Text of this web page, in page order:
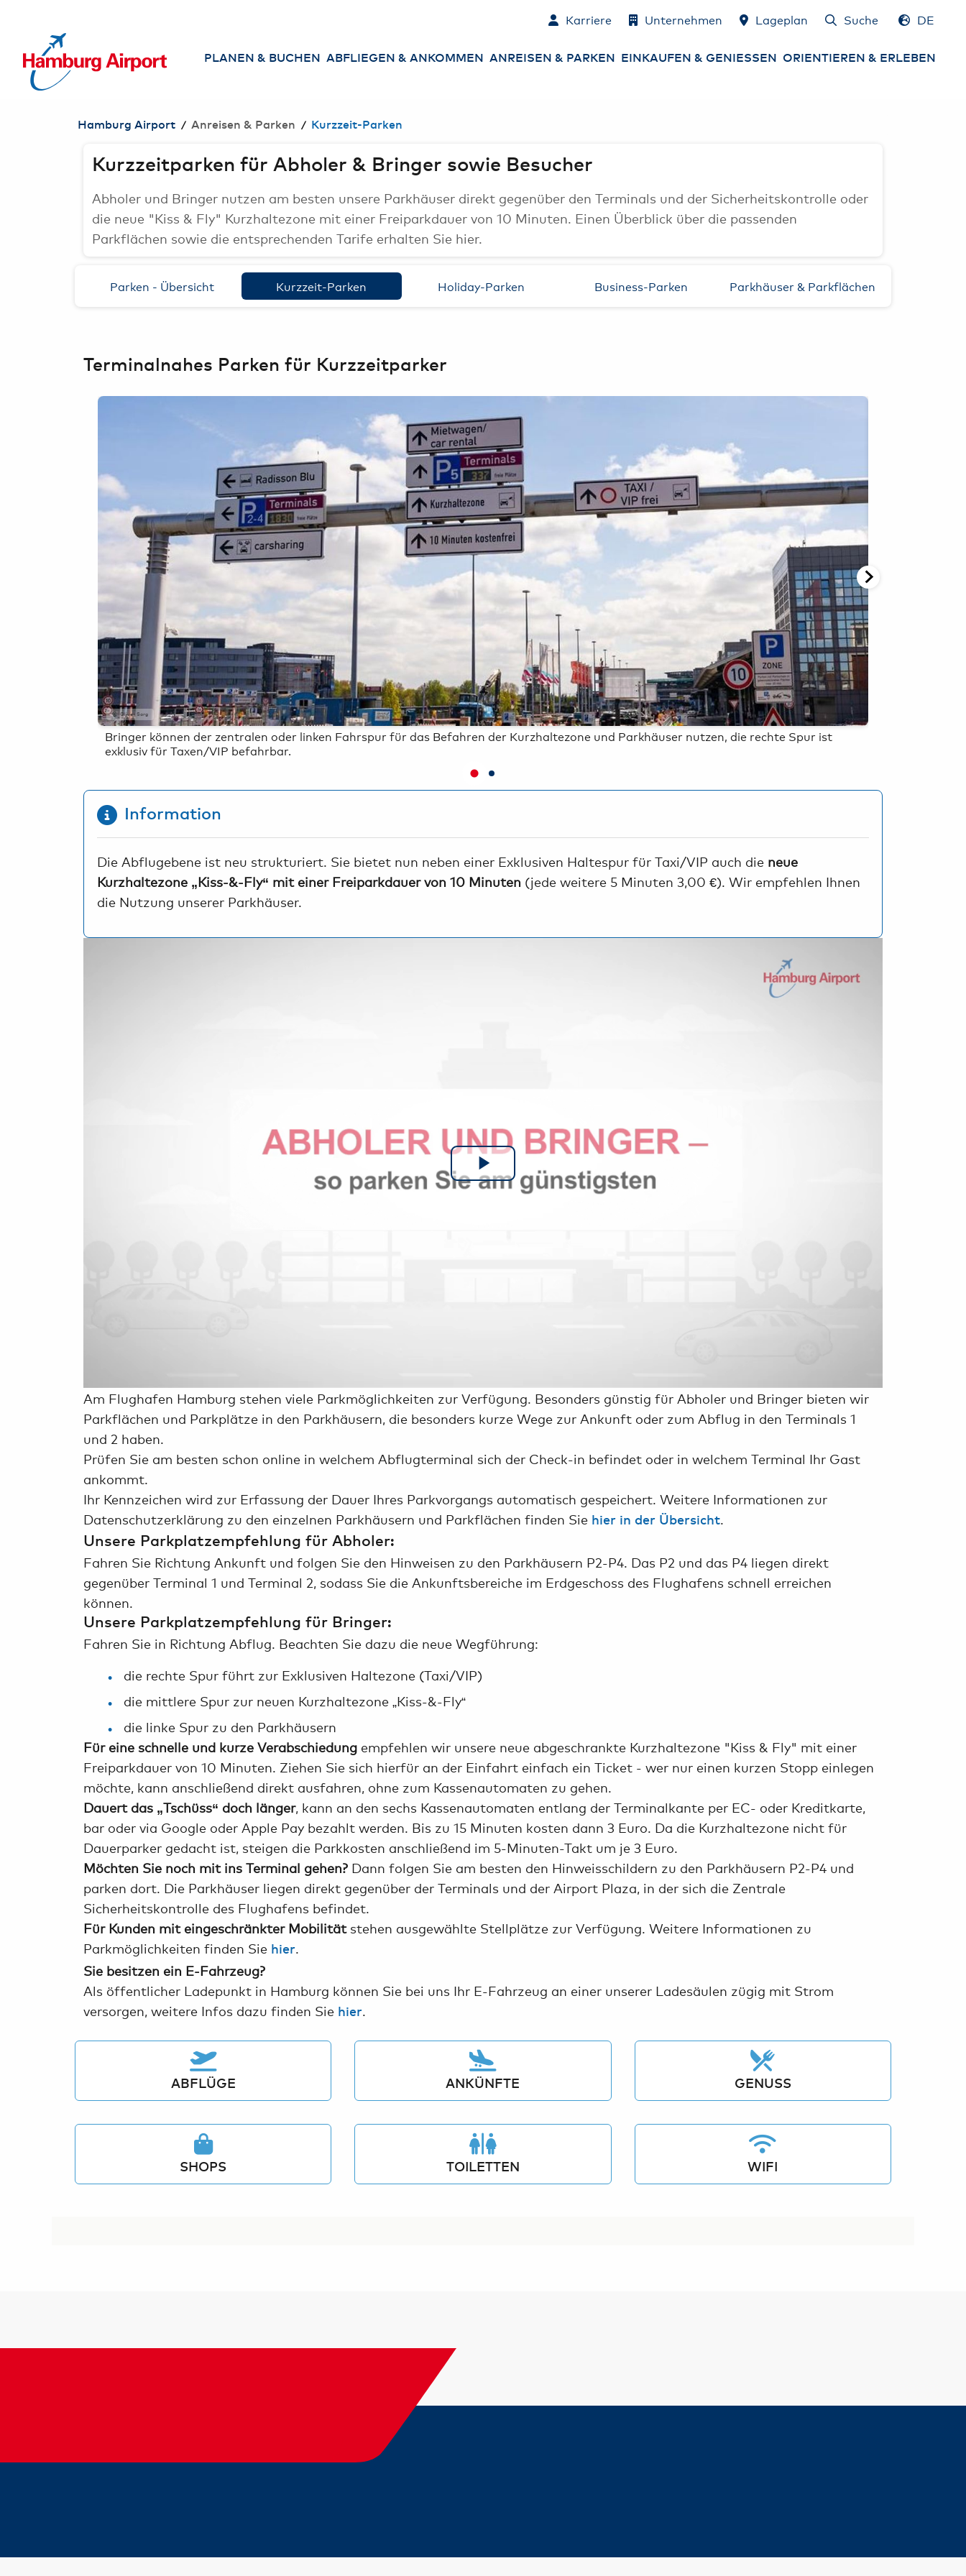
Karriere Unternehmen Lageplan Suche DE
EN
PLANEN & BUCHEN
buchen
Airport
Services am
Airport
ABFLIEGEN & ANKOMMEN
Gepäck
Sicherheitskontrolle
Passkontrolle
ANREISEN & PARKEN
Carsharing
EINKAUFEN & GENIESSEN
Essen & Trinken
Bargeld, Devisen &
ORIENTIEREN & ERLEBEN
Gewinnspiele
Hamburg Airport / Anreisen & Parken / Kurzzeit-Parken
Kurzzeitparken für Abholer & Bringer sowie Besucher
Abholer und Bringer nutzen am besten unsere Parkhäuser direkt gegenüber den Terminals und der Sicherheitskontrolle oder
die neue "Kiss & Fly" Kurzhaltezone mit einer Freiparkdauer von 10 Minuten. Einen Überblick über die passenden
Parkflächen sowie die entsprechenden Tarife erhalten Sie hier.
Parken - Übersicht Kurzzeit-Parken Holiday-Parken Business-Parken Parkhäuser & Parkflächen
Terminalnahes Parken für Kurzzeitparker
Oliver Sorg
Bringer können der zentralen oder linken Fahrspur für das Befahren der Kurzhaltezone und Parkhäuser nutzen, die rechte Spur ist
exklusiv für Taxen/VIP befahrbar.
Information
Die Abflugebene ist neu strukturiert. Sie bietet nun neben einer Exklusiven Haltespur für Taxi/VIP auch die neue
Kurzhaltezone „Kiss-&-Fly“ mit einer Freiparkdauer von 10 Minuten (jede weitere 5 Minuten 3,00 €). Wir empfehlen Ihnen
die Nutzung unserer Parkhäuser.
Video
Am Flughafen Hamburg stehen viele Parkmöglichkeiten zur Verfügung. Besonders günstig für Abholer und Bringer bieten wir
Parkflächen und Parkplätze in den Parkhäusern, die besonders kurze Wege zur Ankunft oder zum Abflug in den Terminals 1
und 2 haben.
Prüfen Sie am besten schon online in welchem Abflugterminal sich der Check-in befindet oder in welchem Terminal Ihr Gast
ankommt.
Ihr Kennzeichen wird zur Erfassung der Dauer Ihres Parkvorgangs automatisch gespeichert. Weitere Informationen zur
Datenschutzerklärung zu den einzelnen Parkhäusern und Parkflächen finden Sie hier in der Übersicht.
Unsere Parkplatzempfehlung für Abholer:
Fahren Sie Richtung Ankunft und folgen Sie den Hinweisen zu den Parkhäusern P2-P4. Das P2 und das P4 liegen direkt
gegenüber Terminal 1 und Terminal 2, sodass Sie die Ankunftsbereiche im Erdgeschoss des Flughafens schnell erreichen
können.
Unsere Parkplatzempfehlung für Bringer:
Fahren Sie in Richtung Abflug. Beachten Sie dazu die neue Wegführung:
die rechte Spur führt zur Exklusiven Haltezone (Taxi/VIP)
die mittlere Spur zur neuen Kurzhaltezone „Kiss-&-Fly“
die linke Spur zu den Parkhäusern
Für eine schnelle und kurze Verabschiedung empfehlen wir unsere neue abgeschrankte Kurzhaltezone "Kiss & Fly" mit einer
Freiparkdauer von 10 Minuten. Ziehen Sie sich hierfür an der Einfahrt einfach ein Ticket - wer nur einen kurzen Stopp einlegen
möchte, kann anschließend direkt ausfahren, ohne zum Kassenautomaten zu gehen.
Dauert das „Tschüss“ doch länger, kann an den sechs Kassenautomaten entlang der Terminalkante per EC- oder Kreditkarte,
bar oder via Google oder Apple Pay bezahlt werden. Bis zu 15 Minuten kosten dann 3 Euro. Da die Kurzhaltezone nicht für
Dauerparker gedacht ist, steigen die Parkkosten anschließend im 5-Minuten-Takt um je 3 Euro.
Möchten Sie noch mit ins Terminal gehen? Dann folgen Sie am besten den Hinweisschildern zu den Parkhäusern P2-P4 und
parken dort. Die Parkhäuser liegen direkt gegenüber der Terminals und der Airport Plaza, in der sich die Zentrale
Sicherheitskontrolle des Flughafens befindet.
Für Kunden mit eingeschränkter Mobilität stehen ausgewählte Stellplätze zur Verfügung. Weitere Informationen zu
Parkmöglichkeiten finden Sie hier.
Sie besitzen ein E-Fahrzeug?
Als öffentlicher Ladepunkt in Hamburg können Sie bei uns Ihr E-Fahrzeug an einer unserer Ladesäulen zügig mit Strom
versorgen, weitere Infos dazu finden Sie hier.
ABFLÜGE ANKÜNFTE GENUSS
SHOPS TOILETTEN WIFI